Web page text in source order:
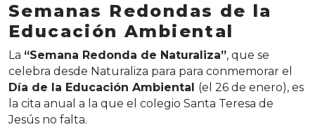
Semanas Redondas de la
Educación Ambiental
La “Semana Redonda de Naturaliza”, que se
celebra desde Naturaliza para para conmemorar el
Día de la Educación Ambiental (el 26 de enero), es
la cita anual a la que el colegio Santa Teresa de
Jesús no falta.